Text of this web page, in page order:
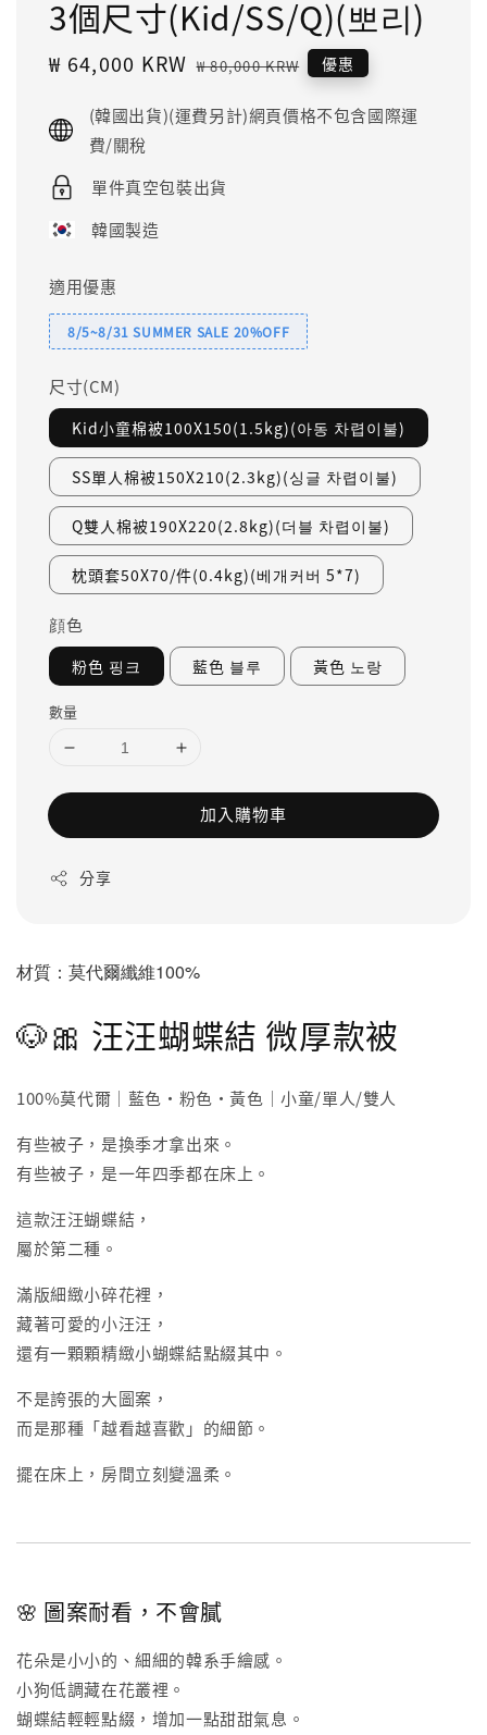
3個尺寸(Kid/SS/Q)(뽀리)
Sale
₩ 64,000 KRW Regular
₩ 80,000 KRW 優惠
(韓國出貨)(運費另計)網頁價格不包含國際運
費/關稅
單件真空包裝出貨
韓國製造
適用優惠
8/5~8/31 SUMMER SALE 20%OFF
尺寸(CM)
Kid小童棉被100X150(1.5kg)(아동 차렵이불)
SS單人棉被150X210(2.3kg)(싱글 차렵이불)
Q雙人棉被190X220(2.8kg)(더블 차렵이불)
枕頭套50X70/件(0.4kg)(베개커버 5*7)
顔色
粉色 핑크 藍色 블루 黃色 노랑
數量
加入購物車
分享
材質：莫代爾纖維100%
🐶🎀 汪汪蝴蝶結 微厚款被
100%莫代爾｜藍色・粉色・黃色｜小童/單人/雙人
有些被子，是換季才拿出來。
有些被子，是一年四季都在床上。
這款汪汪蝴蝶結，
屬於第二種。
滿版細緻小碎花裡，
藏著可愛的小汪汪，
還有一顆顆精緻小蝴蝶結點綴其中。
不是誇張的大圖案，
而是那種「越看越喜歡」的細節。
擺在床上，房間立刻變溫柔。
🌸 圖案耐看，不會膩
花朵是小小的、細細的韓系手繪感。
小狗低調藏在花叢裡。
蝴蝶結輕輕點綴，增加一點甜甜氣息。